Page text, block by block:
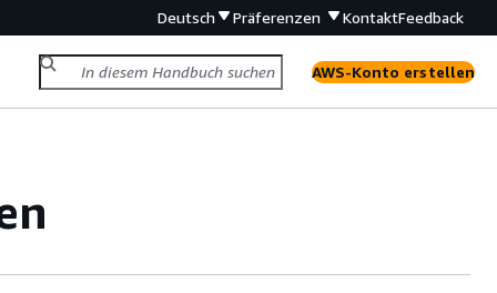
Deutsch Präferenzen KontaktFeedback
AWS-Konto erstellen